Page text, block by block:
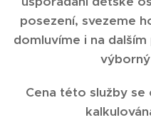
posezení, svezeme
domluvíme i na
Cena této služby